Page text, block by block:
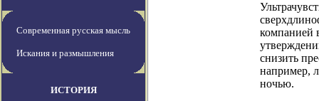
Современная русская мысль
Искания и размышления
ИСТОРИЯ
компанией
снизить
например,
ночью.